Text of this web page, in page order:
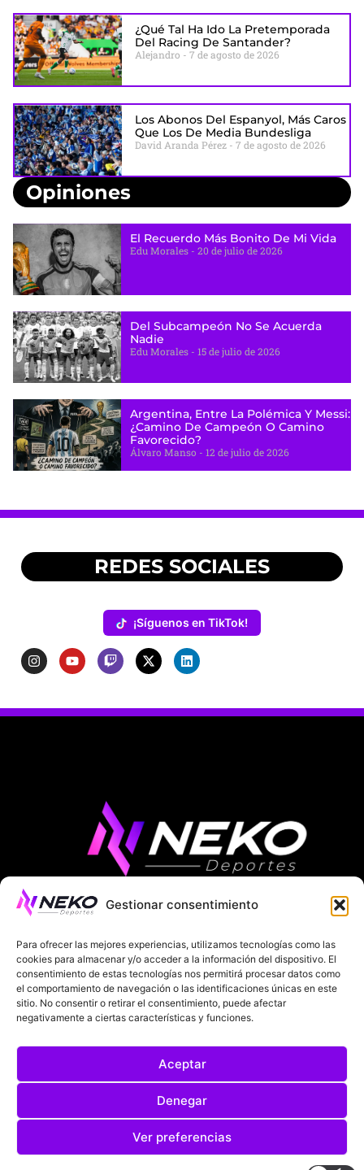
Gestionar consentimiento
Para ofrecer las mejores experiencias, utilizamos tecnologías como las
cookies para almacenar y/o acceder a la información del dispositivo. El
consentimiento de estas tecnologías nos permitirá procesar datos como
el comportamiento de navegación o las identificaciones únicas en este
sitio. No consentir o retirar el consentimiento, puede afectar
negativamente a ciertas características y funciones.
Aceptar
Denegar
Ver preferencias
¿Qué Tal Ha Ido La Pretemporada
Del Racing De Santander?
Alejandro 7 de agosto de 2026
Los Abonos Del Espanyol, Más Caros
Que Los De Media Bundesliga
David Aranda Pérez 7 de agosto de 2026
Opiniones
El Recuerdo Más Bonito De Mi Vida
Edu Morales 20 de julio de 2026
Del Subcampeón No Se Acuerda
Nadie
Edu Morales 15 de julio de 2026
Argentina, Entre La Polémica Y Messi:
¿camino De Campeón O Camino
Favorecido?
Álvaro Manso 12 de julio de 2026
REDES SOCIALES
¡Síguenos en TikTok!
ÚLTIMAS NOTICIAS COMPETICIONES EUROPEAS
LA LIGA MUNDIAL 2026 FÚTBOL INTERNACIONAL
SOBRE NOSOTROS
POLÍTICA DE PRIVACIDAD
POLÍTICA DE COOKIES